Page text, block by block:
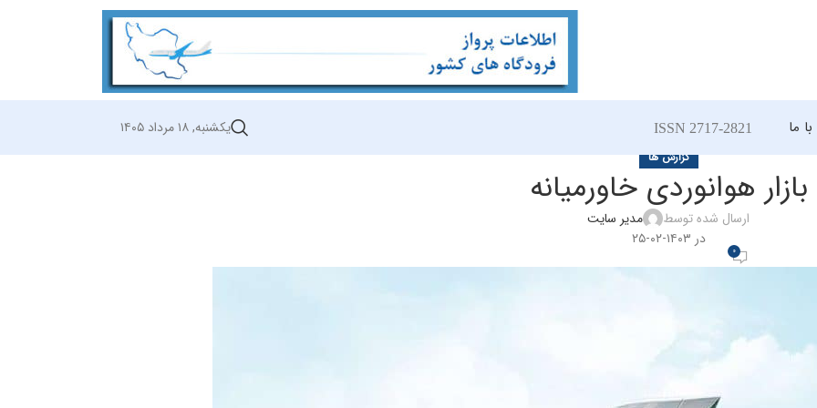
ما ISSN 2717-2821 یکشنبه, ۱۸ مرداد ۱۴۰۵
گزارش ها
بازار هوانوردی خاورمیانه
ارسال شده توسط
مدیر سایت
در ۱۴۰۳-۰۲-۲۵
0